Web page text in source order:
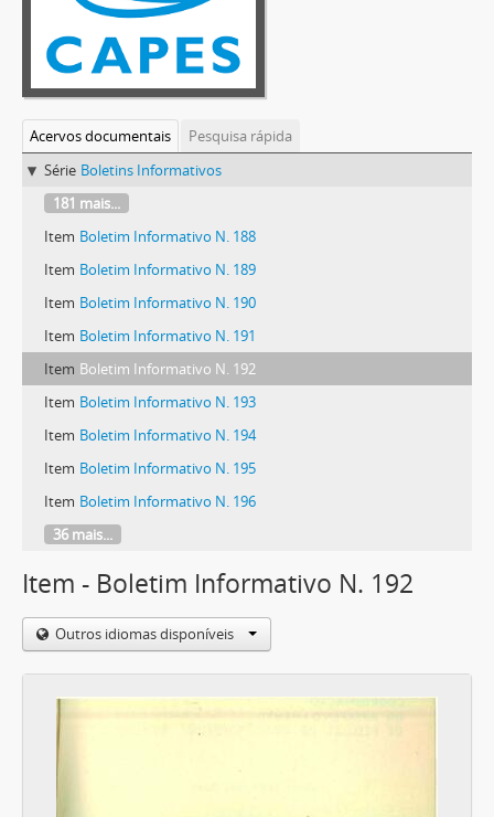
Acervos documentais
Pesquisa rápida
Série Boletins Informativos
181 mais...
Item Boletim Informativo N. 188
Item Boletim Informativo N. 189
Item Boletim Informativo N. 190
Item Boletim Informativo N. 191
Item Boletim Informativo N. 192
Item Boletim Informativo N. 193
Item Boletim Informativo N. 194
Item Boletim Informativo N. 195
Item Boletim Informativo N. 196
36 mais...
Item - Boletim Informativo N. 192
Outros idiomas disponíveis